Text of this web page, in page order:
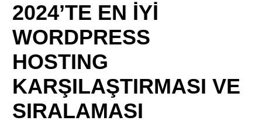
2024’TE EN İYİ
WORDPRESS
HOSTING
KARŞILAŞTIRMASI VE
SIRALAMASI